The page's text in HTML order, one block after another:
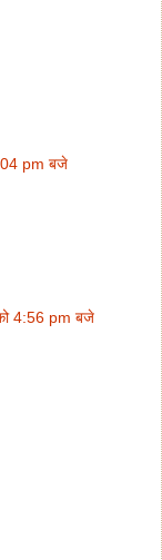
pm बजे
4:56 pm बजे